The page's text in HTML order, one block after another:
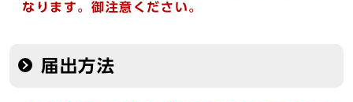
なります。御注意ください。
届出方法